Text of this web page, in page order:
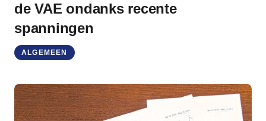
de VAE ondanks recente
spanningen
ALGEMEEN